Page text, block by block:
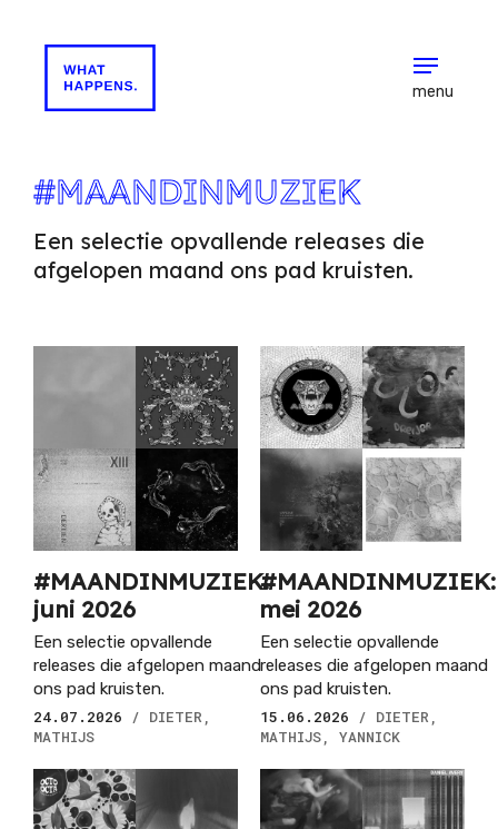
menu
#MAANDINMUZIEK
Een selectie opvallende releases die
afgelopen maand ons pad kruisten.
#MAANDINMUZIEK:
juni 2026
Een selectie opvallende
releases die afgelopen maand
ons pad kruisten.
24.07.2026
/ DIETER,
MATHIJS
#MAANDINMUZIEK:
mei 2026
Een selectie opvallende
releases die afgelopen maand
ons pad kruisten.
15.06.2026
/ DIETER,
MATHIJS, YANNICK